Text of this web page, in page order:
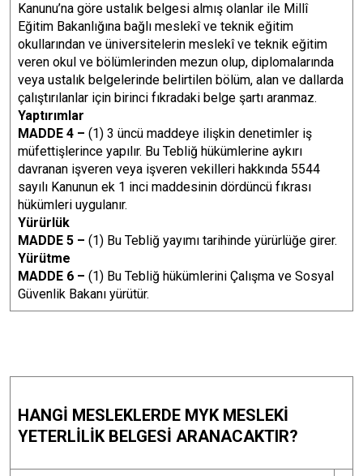
Kanunu’na göre ustalık belgesi almış olanlar ile Millî
Eğitim Bakanlığına bağlı meslekî ve teknik eğitim
okullarından ve üniversitelerin meslekî ve teknik eğitim
veren okul ve bölümlerinden mezun olup, diplomalarında
veya ustalık belgelerinde belirtilen bölüm, alan ve dallarda
çalıştırılanlar için birinci fıkradaki belge şartı aranmaz.
Yaptırımlar
MADDE 4 – (1) 3 üncü maddeye ilişkin denetimler iş
müfettişlerince yapılır. Bu Tebliğ hükümlerine aykırı
davranan işveren veya işveren vekilleri hakkında 5544
sayılı Kanunun ek 1 inci maddesinin dördüncü fıkrası
hükümleri uygulanır.
Yürürlük
MADDE 5 – (1) Bu Tebliğ yayımı tarihinde yürürlüğe girer.
Yürütme
MADDE 6 – (1) Bu Tebliğ hükümlerini Çalışma ve Sosyal
Güvenlik Bakanı yürütür.
HANGİ MESLEKLERDE MYK MESLEKİ
YETERLİLİK BELGESİ ARANACAKTIR?